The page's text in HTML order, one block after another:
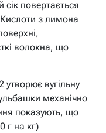
повертається
Кислоти з лимона
волокна, що
вугільну
механічно
показують, що
г на кг)